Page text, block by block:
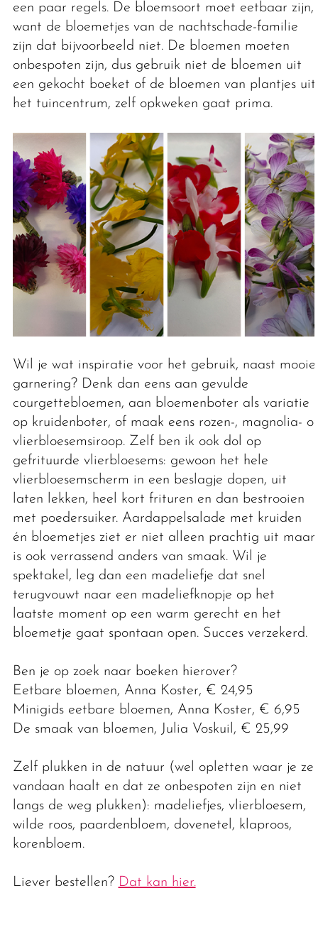
een paar regels. De bloemsoort moet eetbaar zijn,
want de bloemetjes van de nachtschade-familie
zijn dat bijvoorbeeld niet. De bloemen moeten
onbespoten zijn, dus gebruik niet de bloemen uit
een gekocht boeket of de bloemen van plantjes uit
het tuincentrum, zelf opkweken gaat prima.
Wil je wat inspiratie voor het gebruik, naast mooie
garnering? Denk dan eens aan gevulde
courgettebloemen, aan bloemenboter als variatie
op kruidenboter, of maak eens rozen-, magnolia- of
vlierbloesemsiroop. Zelf ben ik ook dol op
gefrituurde vlierbloesems: gewoon het hele
vlierbloesemscherm in een beslagje dopen, uit
laten lekken, heel kort frituren en dan bestrooien
met poedersuiker. Aardappelsalade met kruiden
én bloemetjes ziet er niet alleen prachtig uit maar
is ook verrassend anders van smaak. Wil je
spektakel, leg dan een madeliefje dat snel
terugvouwt naar een madeliefknopje op het
laatste moment op een warm gerecht en het
bloemetje gaat spontaan open. Succes verzekerd.
Ben je op zoek naar boeken hierover?
Eetbare bloemen, Anna Koster, € 24,95
Minigids eetbare bloemen, Anna Koster, € 6,95
De smaak van bloemen, Julia Voskuil, € 25,99
Zelf plukken in de natuur (wel opletten waar je ze
vandaan haalt en dat ze onbespoten zijn en niet
langs de weg plukken): madeliefjes, vlierbloesem,
wilde roos, paardenbloem, dovenetel, klaproos,
korenbloem.
Liever bestellen? Dat kan hier.